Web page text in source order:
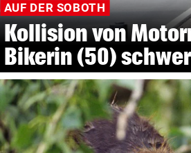
AUF DER SOBOTH
Kollision von
Bikerin (50)